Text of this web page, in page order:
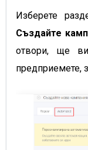
Изберете
Създайте
отвори, ще
предприемете,